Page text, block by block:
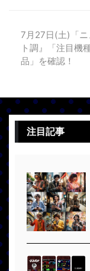
7月27日(土)「
ト調』「注目機
品」を確認！
注目記事